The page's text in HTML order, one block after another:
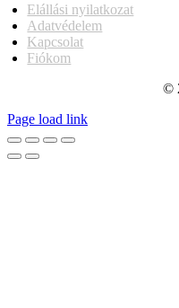
Elállási nyilatkozat
Adatvédelem
Kapcsolat
Fiókom
©
Page load link